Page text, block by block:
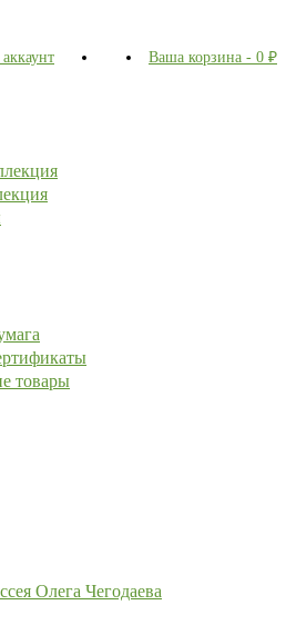
Ваша корзина - 0 ₽
товары
Олега Чегодаева